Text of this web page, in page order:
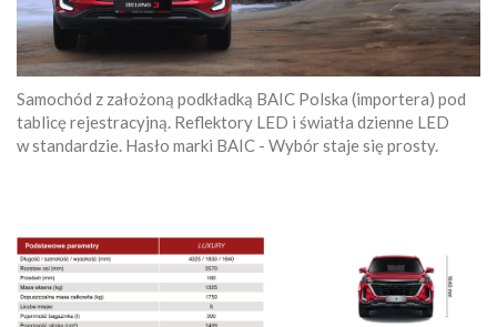
Samochód z założoną podkładką BAIC Polska (importera) pod
tablicę rejestracyjną. Reflektory LED i światła dzienne LED
w standardzie. Hasło marki BAIC - Wybór staje się prosty.